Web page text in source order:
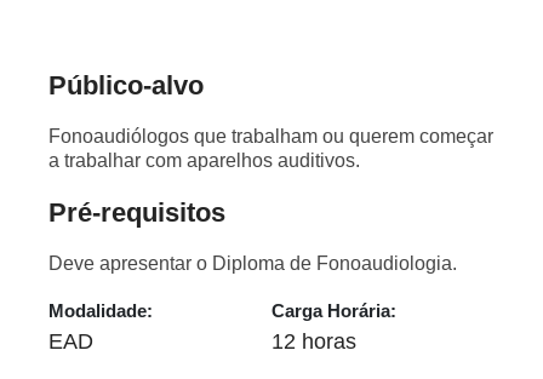
Público-alvo
Fonoaudiólogos que trabalham ou querem começar
a trabalhar com aparelhos auditivos.
Pré-requisitos
Deve apresentar o Diploma de Fonoaudiologia.
Modalidade:
EAD
Carga Horária:
12 horas